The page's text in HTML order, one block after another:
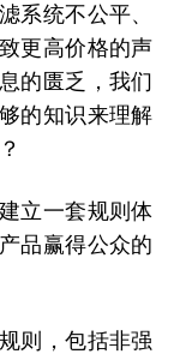
系统不公平、
更高价格的声
的匮乏，我们
的知识来理解
立一套规则体
品赢得公众的
则，包括非强